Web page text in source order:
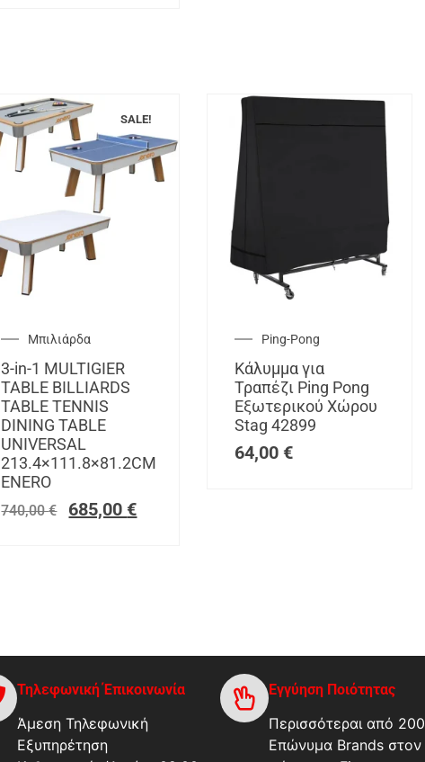
SALE!
Μπιλιάρδα
3-in-1 MULTIGIER
TABLE BILLIARDS
TABLE TENNIS
DINING TABLE
UNIVERSAL
213.4×111.8×81.2CM
ENERO
740,00€ 685,00€
Ping-Pong
Κάλυμμα για
Τραπέζι Ping Pong
Εξωτερικού Χώρου
Stag 42899
64,00 €
Τηλεφωνική Έπικοινωνία
Άμεση Τηλεφωνική
Εξυπηρέτηση
Εγγύηση Ποιότητας
Περισσότεραι από 200
Επώνυμα Brands στον